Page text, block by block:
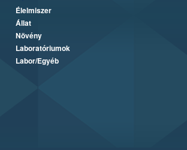
Élelmiszer
Állat
Növény
Laboratóriumok
Labor/Egyéb